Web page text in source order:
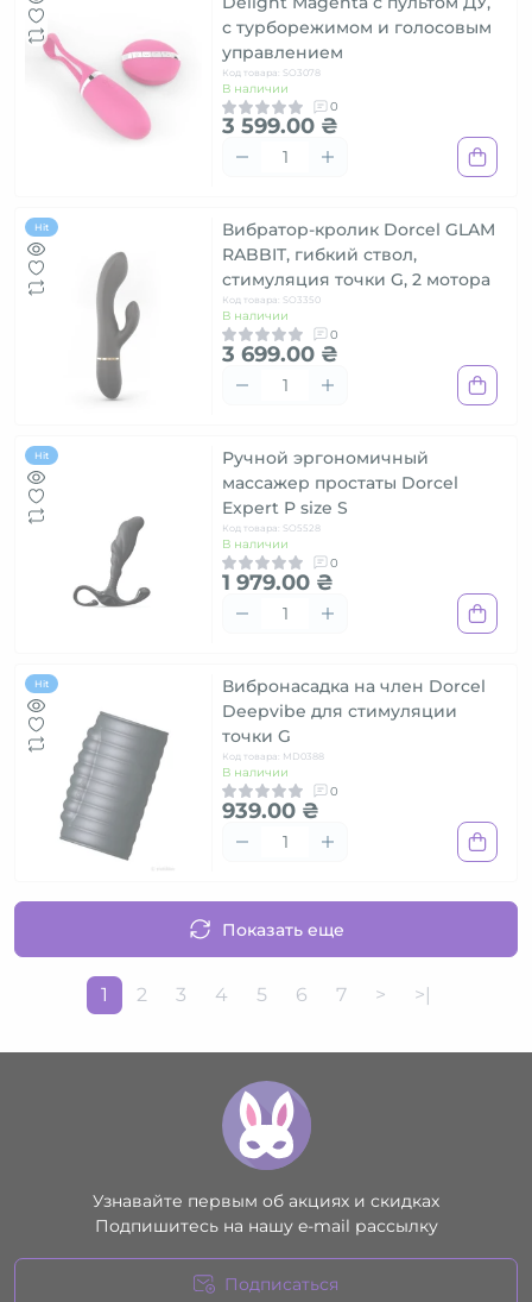
с турборежимом и голосовым
управлением
Код товара: SO3078
В наличии
0
3 599.00 ₴
Hit
Вибратор-кролик Dorcel GLAM
RABBIT, гибкий ствол,
стимуляция точки G, 2 мотора
Код товара: SO3350
В наличии
0
3 699.00 ₴
Hit
Ручной эргономичный
массажер простаты Dorcel
Expert P size S
Код товара: SO5528
В наличии
0
1 979.00 ₴
Hit
Вибронасадка на член Dorcel
Deepvibe для стимуляции
точки G
Код товара: MD0388
В наличии
0
939.00 ₴
Показать еще
1 2 3 4 5 6 7 > >|
Узнавайте первым об акциях и скидках
Подпишитесь на нашу e-mail рассылку
Подписаться